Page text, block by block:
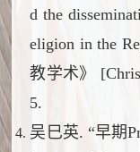
d the
eligion in the
教学术》
5.
吴巳英. “早期